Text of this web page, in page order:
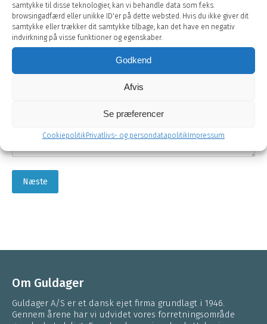
samtykke til disse teknologier, kan vi behandle data som f.eks.
browsingadfærd eller unikke ID'er på dette websted. Hvis du ikke giver dit
samtykke eller trækker dit samtykke tilbage, kan det have en negativ
indvirkning på visse funktioner og egenskaber.
Godkend
Afvis
Se præferencer
CookiepolitikPrivatlivs- og persondatapolitikImpressum
Næste
Om Guldager
Guldager A/S er et dansk ejet firma grundlagt i 1946.
Gennem årene har vi udvidet vores forretningsområde